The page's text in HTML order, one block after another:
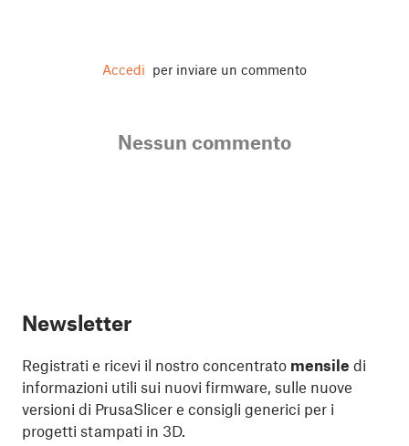
Accedi per inviare un commento
Nessun commento
Newsletter
Registrati e ricevi il nostro concentrato mensile di
informazioni utili sui nuovi firmware, sulle nuove
versioni di PrusaSlicer e consigli generici per i
progetti stampati in 3D.